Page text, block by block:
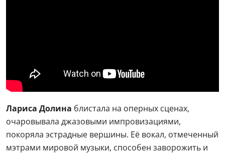
Лариса Долина блистала на оперных сценах,
очаровывала джазовыми импровизациями,
покоряла эстрадные вершины. Её вокал, отмеченный
мэтрами мировой музыки, способен заворожить и